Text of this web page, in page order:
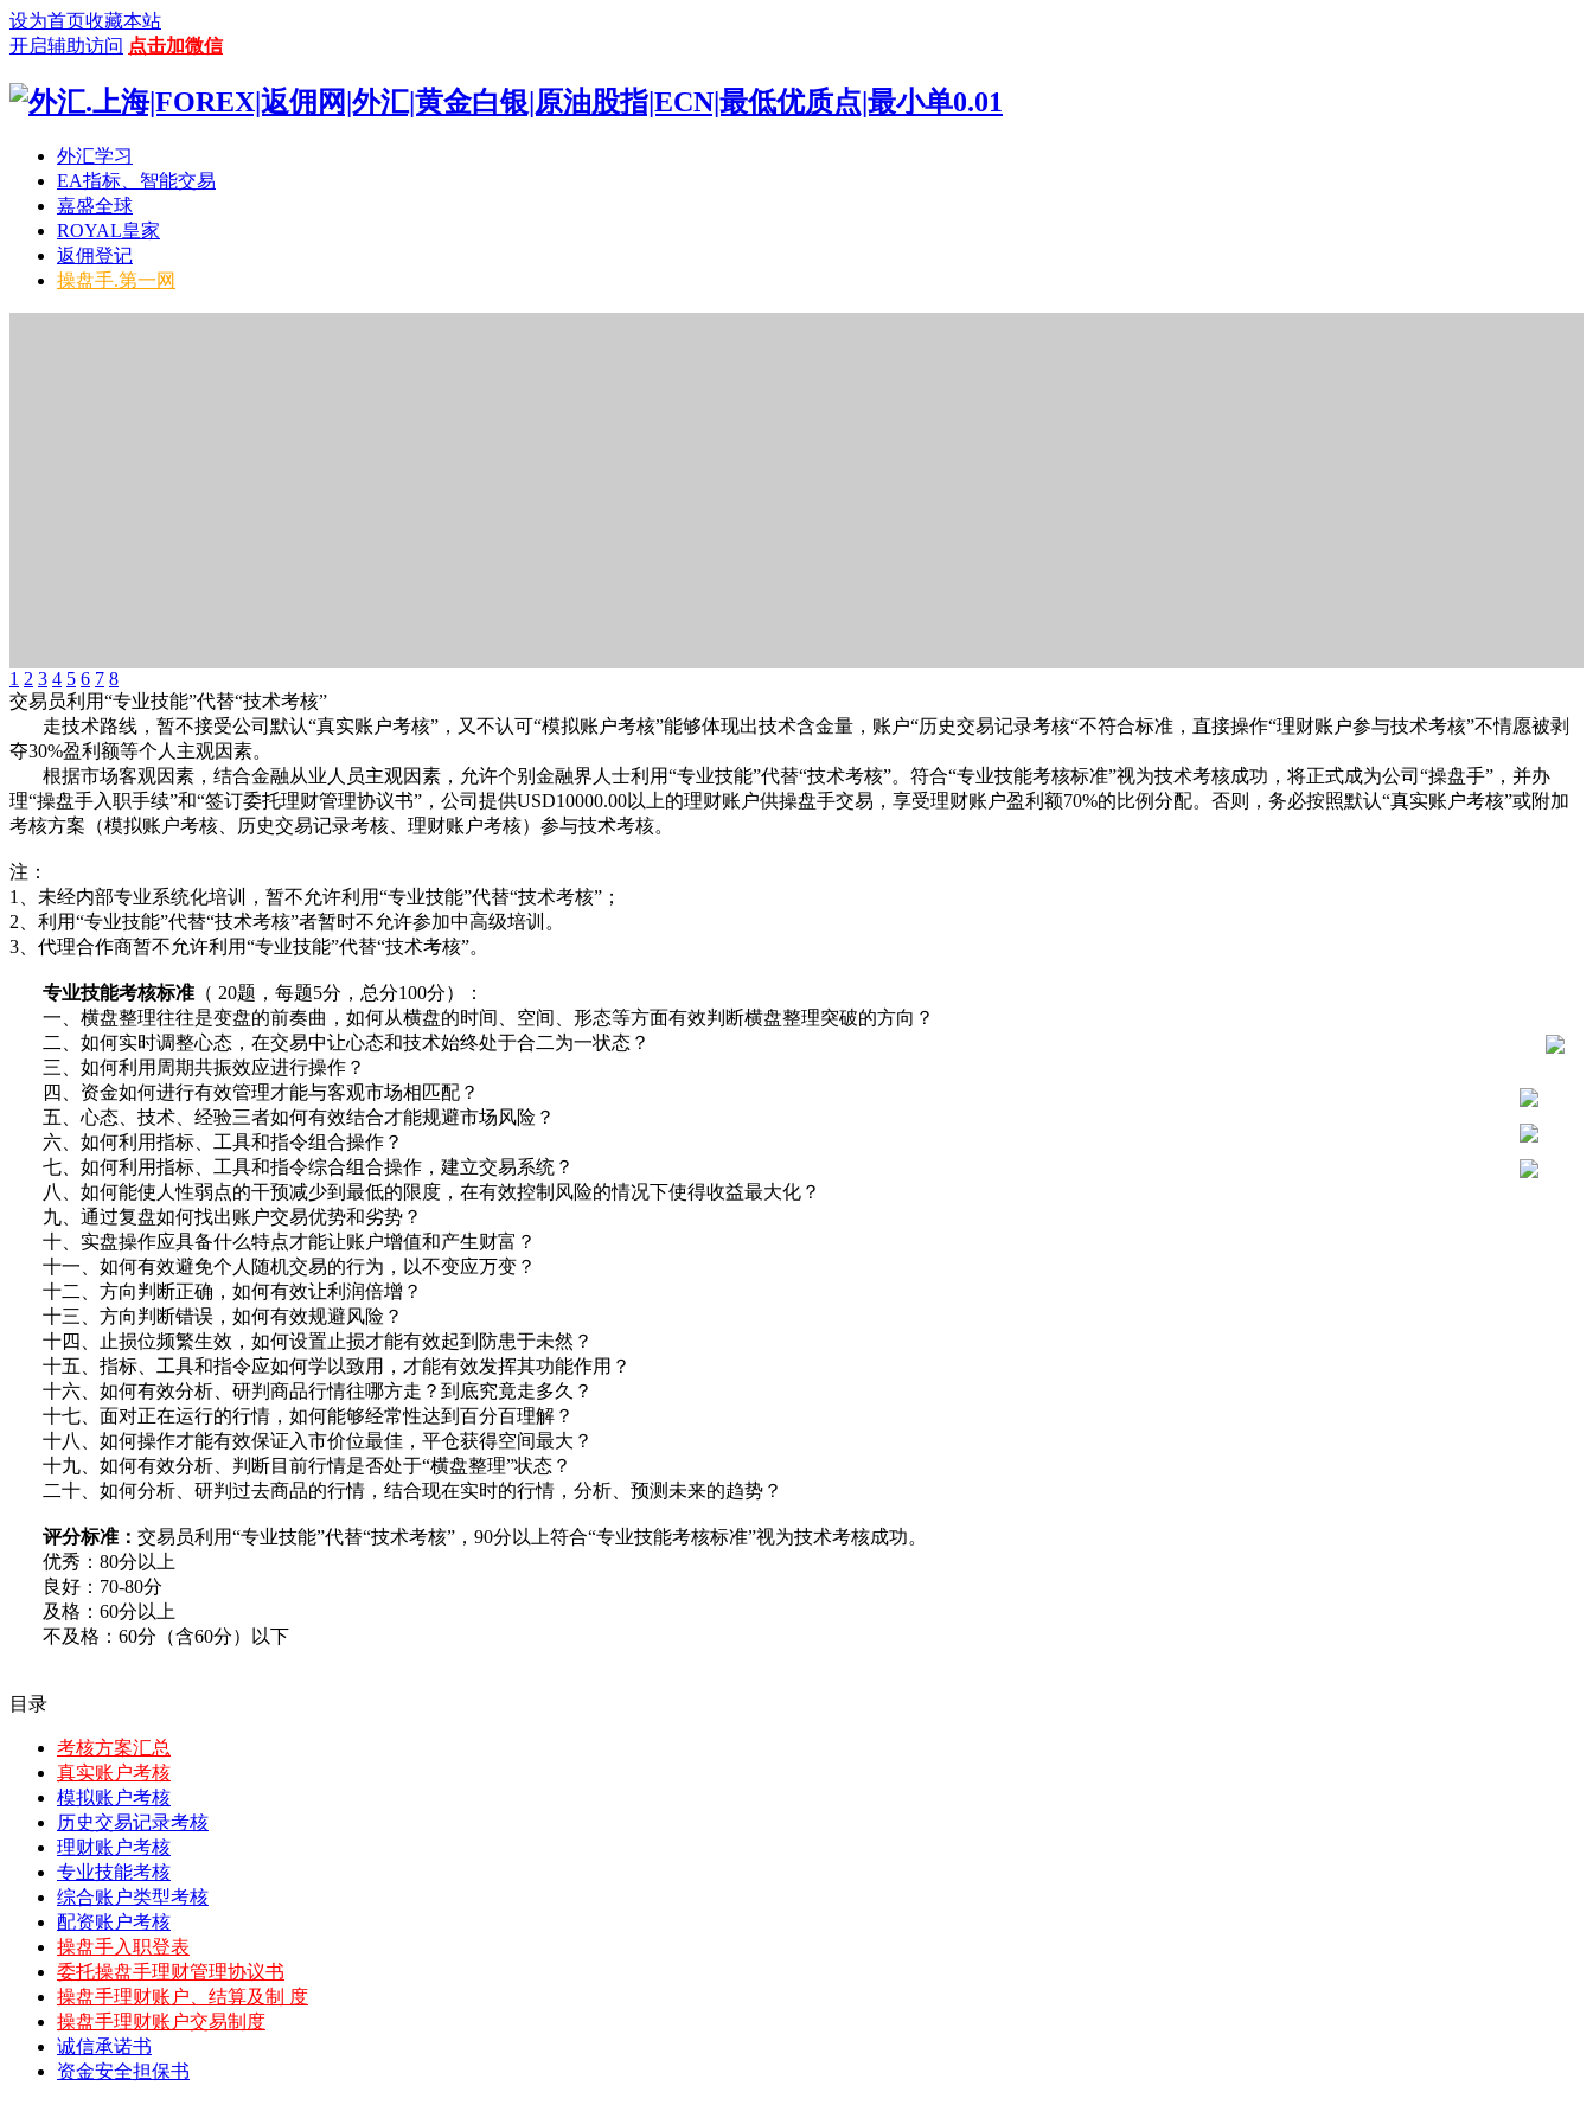
设为首页收藏本站
开启辅助访问 点击加微信
外汇学习
EA指标、智能交易
嘉盛全球
ROYAL皇家
返佣登记
操盘手.第一网
1 2 3 4 5 6 7 8
交易员利用“专业技能”代替“技术考核”
走技术路线，暂不接受公司默认“真实账户考核”，又不认可“模拟账户考核”能够体现出技术含金量，账户“历史交易记录考核“不符合标准，直接操作“理财账户参与技术考核”不情愿被剥
夺30%盈利额等个人主观因素。
根据市场客观因素，结合金融从业人员主观因素，允许个别金融界人士利用“专业技能”代替“技术考核”。符合“专业技能考核标准”视为技术考核成功，将正式成为公司“操盘手”，并办
理“操盘手入职手续”和“签订委托理财管理协议书”，公司提供USD10000.00以上的理财账户供操盘手交易，享受理财账户盈利额70%的比例分配。否则，务必按照默认“真实账户考核”或附加
考核方案（模拟账户考核、历史交易记录考核、理财账户考核）参与技术考核。
注：
1、未经内部专业系统化培训，暂不允许利用“专业技能”代替“技术考核”；
2、利用“专业技能”代替“技术考核”者暂时不允许参加中高级培训。
3、代理合作商暂不允许利用“专业技能”代替“技术考核”。
专业技能考核标准 （ 20题，每题5分，总分100分）：
一、横盘整理往往是变盘的前奏曲，如何从横盘的时间、空间、形态等方面有效判断横盘整理突破的方向？
二、如何实时调整心态，在交易中让心态和技术始终处于合二为一状态？
三、如何利用周期共振效应进行操作？
四、资金如何进行有效管理才能与客观市场相匹配？
五、心态、技术、经验三者如何有效结合才能规避市场风险？
六、如何利用指标、工具和指令组合操作？
七、如何利用指标、工具和指令综合组合操作，建立交易系统？
八、如何能使人性弱点的干预减少到最低的限度，在有效控制风险的情况下使得收益最大化？
九、通过复盘如何找出账户交易优势和劣势？
十、实盘操作应具备什么特点才能让账户增值和产生财富？
十一、如何有效避免个人随机交易的行为，以不变应万变？
十二、方向判断正确，如何有效让利润倍增？
十三、方向判断错误，如何有效规避风险？
十四、止损位频繁生效，如何设置止损才能有效起到防患于未然？
十五、指标、工具和指令应如何学以致用，才能有效发挥其功能作用？
十六、如何有效分析、研判商品行情往哪方走？到底究竟走多久？
十七、面对正在运行的行情，如何能够经常性达到百分百理解？
十八、如何操作才能有效保证入市价位最佳，平仓获得空间最大？
十九、如何有效分析、判断目前行情是否处于“横盘整理”状态？
二十、如何分析、研判过去商品的行情，结合现在实时的行情，分析、预测未来的趋势？
评分标准： 交易员利用“专业技能”代替“技术考核”，90分以上符合“专业技能考核标准”视为技术考核成功。
优秀：80分以上
良好：70-80分
及格：60分以上
不及格：60分（含60分）以下
目录
考核方案汇总
真实账户考核
模拟账户考核
历史交易记录考核
理财账户考核
专业技能考核
综合账户类型考核
配资账户考核
操盘手入职登表
委托操盘手理财管理协议书
操盘手理财账户、结算及制 度
操盘手理财账户交易制度
诚信承诺书
资金安全担保书